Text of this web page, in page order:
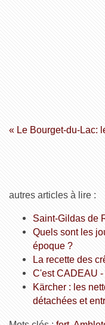
« Le Bourget-du-Lac:
autres articles à lire :
Saint-Gildas de
Quels sont les
époque ?
La recette des
C'est CADEAU
Kärcher : les
détachées et